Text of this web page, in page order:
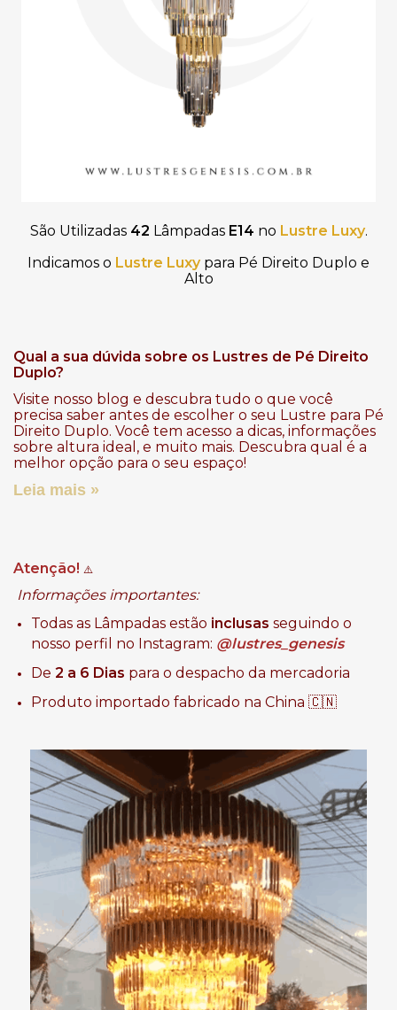
São Utilizadas 42 Lâmpadas E14 no Lustre Luxy.
Indicamos o Lustre Luxypara Pé Direito Duplo e
Alto
Qual a sua dúvida sobre os Lustres de Pé Direito
Duplo?
Visite nosso blog e descubra tudo o que você
precisa saber antes de escolher o seu Lustre para Pé
Direito Duplo. Você tem acesso a dicas, informações
sobre altura ideal, e muito mais. Descubra qual é a
melhor opção para o seu espaço!
Leia mais »
Atenção! ⚠️
Informações importantes:
Todas as Lâmpadas estão inclusas seguindo o
nosso perfil no Instagram: @lustres_genesis
De 2 a 6 Dias para o despacho da mercadoria
Produto importado fabricado na China 🇨🇳